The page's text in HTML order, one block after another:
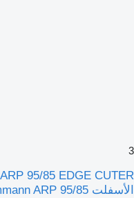
3
الأسفلت Ammann ARP 95/85